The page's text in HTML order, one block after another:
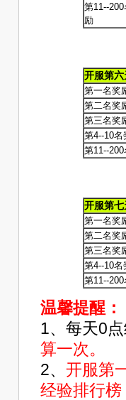
第11--
励
开服第
第一名奖
第二名奖
第三名奖
第4--10名
第11--
开服第
第一名奖
第二名奖
第三名奖
第4--10名
第11--
温馨提醒：
1、每天0
算一次。
2、 开服第
经验排行